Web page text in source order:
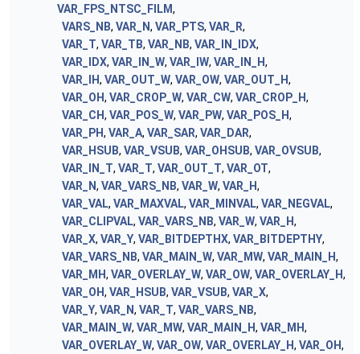
VAR_FPS_NTSC_FILM,
VARS_NB, VAR_N, VAR_PTS, VAR_R,
VAR_T, VAR_TB, VAR_NB, VAR_IN_IDX,
VAR_IDX, VAR_IN_W, VAR_IW, VAR_IN_H,
VAR_IH, VAR_OUT_W, VAR_OW, VAR_OUT_H,
VAR_OH, VAR_CROP_W, VAR_CW, VAR_CROP_H,
VAR_CH, VAR_POS_W, VAR_PW, VAR_POS_H,
VAR_PH, VAR_A, VAR_SAR, VAR_DAR,
VAR_HSUB, VAR_VSUB, VAR_OHSUB, VAR_OVSUB,
VAR_IN_T, VAR_T, VAR_OUT_T, VAR_OT,
VAR_N, VAR_VARS_NB, VAR_W, VAR_H,
VAR_VAL, VAR_MAXVAL, VAR_MINVAL, VAR_NEGVAL,
VAR_CLIPVAL, VAR_VARS_NB, VAR_W, VAR_H,
VAR_X, VAR_Y, VAR_BITDEPTHX, VAR_BITDEPTHY,
VAR_VARS_NB, VAR_MAIN_W, VAR_MW, VAR_MAIN_H,
VAR_MH, VAR_OVERLAY_W, VAR_OW, VAR_OVERLAY_H,
VAR_OH, VAR_HSUB, VAR_VSUB, VAR_X,
VAR_Y, VAR_N, VAR_T, VAR_VARS_NB,
VAR_MAIN_W, VAR_MW, VAR_MAIN_H, VAR_MH,
VAR_OVERLAY_W, VAR_OW, VAR_OVERLAY_H, VAR_OH,